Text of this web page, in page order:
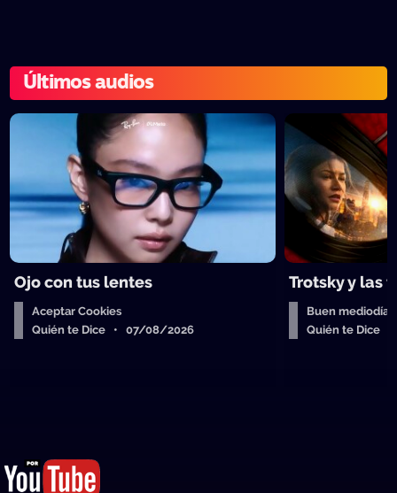
Últimos audios
Ojo con tus lentes
Aceptar Cookies
Quién te Dice • 07/08/2026
Trotsky y las
Buen mediodía
Quién te Dice